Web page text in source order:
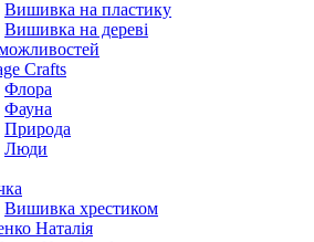
Вишивка на пластику
Вишивка на дереві
Crafts
Флора
Фауна
Природа
Люди
Вишивка хрестиком
Наталія